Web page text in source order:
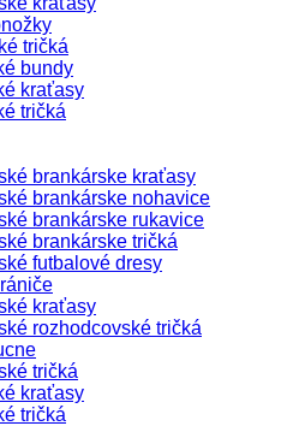
tričká
bundy
kraťasy
tričká
brankárske kraťasy
brankárske nohavice
brankárske rukavice
brankárske tričká
futbalové dresy
kraťasy
rozhodcovské tričká
tričká
kraťasy
tričká